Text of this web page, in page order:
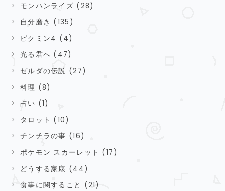
モンハンライズ (28)
自分磨き (135)
ピクミン4 (4)
光る君へ (47)
ゼルダの伝説 (27)
料理 (8)
占い (1)
タロット (10)
チンチラの事 (16)
ポケモン スカーレット (17)
どうする家康 (44)
食事に関すること (21)